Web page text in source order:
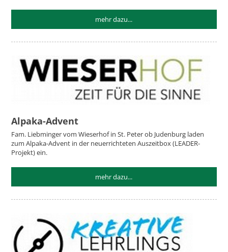
mehr dazu...
Alpaka-Advent
Fam. Liebminger vom Wieserhof in St. Peter ob Judenburg laden
zum Alpaka-Advent in der neuerrichteten Auszeitbox (LEADER-
Projekt) ein.
mehr dazu...